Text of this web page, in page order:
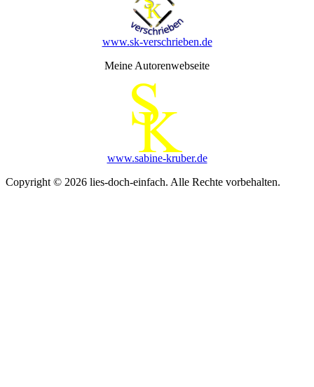
www.sk-verschrieben.de
Meine Autorenwebseite
www.sabine-kruber.de
Copyright © 2026 lies-doch-einfach. Alle Rechte vorbehalten.